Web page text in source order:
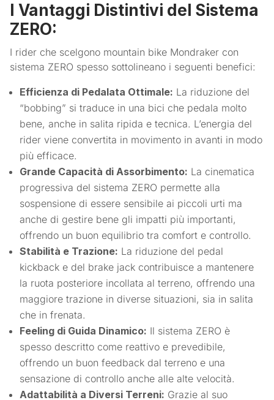
I Vantaggi Distintivi del Sistema
ZERO:
I rider che scelgono mountain bike Mondraker con
sistema ZERO spesso sottolineano i seguenti benefici:
Efficienza di Pedalata Ottimale: La riduzione del
“bobbing” si traduce in una bici che pedala molto
bene, anche in salita ripida e tecnica. L’energia del
rider viene convertita in movimento in avanti in modo
più efficace.
Grande Capacità di Assorbimento: La cinematica
progressiva del sistema ZERO permette alla
sospensione di essere sensibile ai piccoli urti ma
anche di gestire bene gli impatti più importanti,
offrendo un buon equilibrio tra comfort e controllo.
Stabilità e Trazione: La riduzione del pedal
kickback e del brake jack contribuisce a mantenere
la ruota posteriore incollata al terreno, offrendo una
maggiore trazione in diverse situazioni, sia in salita
che in frenata.
Feeling di Guida Dinamico: Il sistema ZERO è
spesso descritto come reattivo e prevedibile,
offrendo un buon feedback dal terreno e una
sensazione di controllo anche alle alte velocità.
Adattabilità a Diversi Terreni: Grazie al suo